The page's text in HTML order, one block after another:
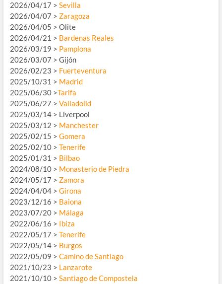
2026/04/17 > Sevilla
2026/04/07 > Zaragoza
2026/04/05 > Olite
2026/04/21 > Bardenas Reales
2026/03/19 > Pamplona
2026/03/07 > Gijón
2026/02/23 > Fuerteventura
2025/10/31 > Madrid
2025/06/30 >Tarifa
2025/06/27 > Valladolid
2025/03/14 > Liverpool
2025/03/12 > Manchester
2025/02/15 > Gomera
2025/02/10 > Tenerife
2025/01/31 > Bilbao
2024/08/10 > Monasterio de Piedra
2024/05/17 > Zamora
2024/04/04 > Girona
2023/12/16 > Baiona
2023/07/20 > Málaga
2022/06/16 > Ibiza
2022/05/17 > Tenerife
2022/05/14 > Burgos
2022/05/09 > Camino de Santiago
2021/10/23 > Lanzarote
2021/10/10 > Santiago de Compostela